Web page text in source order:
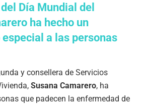
Día Mundial del
ha hecho un
a las personas
y consellera de Servicios
Susana Camarero, ha
que padecen la enfermedad de